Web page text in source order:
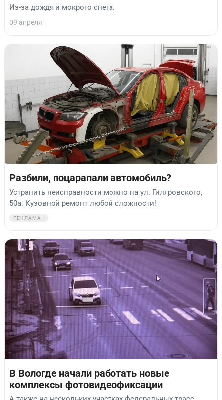
Из-за дождя и мокрого снега.
09 апреля
Разбили, поцарапали автомобиль?
Устранить неисправности можно на ул. Гиляровского,
50а. Кузовной ремонт любой сложности!
РЕКЛАМА
В Вологде начали работать новые
комплексы фотовидеофиксации